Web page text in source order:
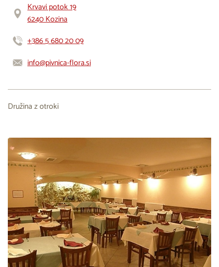
Krvavi potok 19
6240 Kozina
+386 5 680 20 09
info@pivnica-flora.si
Družina z otroki